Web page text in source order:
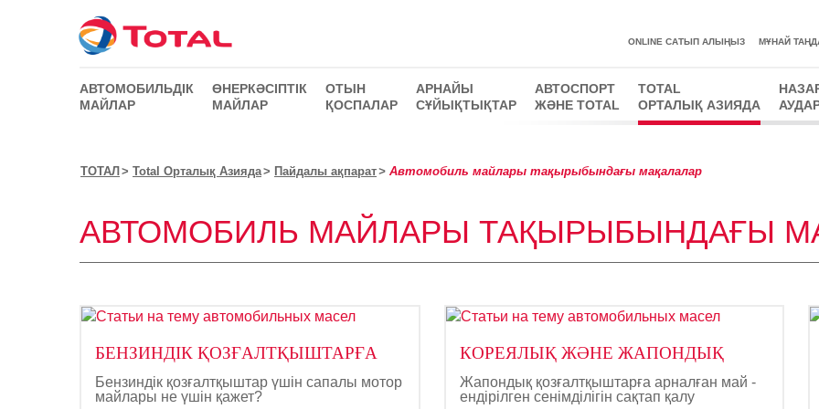
ONLINE САТЫП АЛЫҢЫЗ MҰНАЙ
АВТОМОБИЛЬДІК
МАЙЛАР
ӨНЕРКӘСІПТІК
МАЙЛАР
ОТЫН
ҚОСПАЛАР
АРНАЙЫ
СҰЙЫҚТЫҚТАР
АВТОСПОРТ
ЖӘНЕ TOTAL
TOTAL
ОРТАЛЫҚ АЗИЯДА
ТОТАЛ Total Орталық Азияда Пайдалы ақпарат Автомобиль майлары тақырыбындағы мақалалар
АВТОМОБИЛЬ МАЙЛАРЫ ТАҚЫРЫБЫНДАҒЫ
БЕНЗИНДІК ҚОЗҒАЛТҚЫШТАРҒА
Бензиндік қозғалтқыштар үшін сапалы мотор
майлары не үшін қажет?
КОРЕЯЛЫҚ ЖӘНЕ ЖАПОНДЫҚ
Жапондық қозғалтқыштарға арналған май -
ендірілген сенімділігін сақтап қалу